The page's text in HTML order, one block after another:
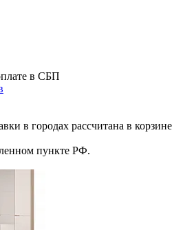
в СБП
в городах рассчитана в корзине
пункте РФ.